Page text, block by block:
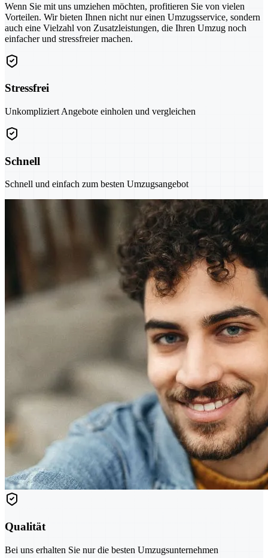
Wenn Sie mit uns umziehen möchten, profitieren Sie von vielen
Vorteilen. Wir bieten Ihnen nicht nur einen Umzugsservice, sondern
auch eine Vielzahl von Zusatzleistungen, die Ihren Umzug noch
einfacher und stressfreier machen.
Stressfrei
Unkompliziert Angebote einholen und vergleichen
Schnell
Schnell und einfach zum besten Umzugsangebot
Qualität
Bei uns erhalten Sie nur die besten Umzugsunternehmen